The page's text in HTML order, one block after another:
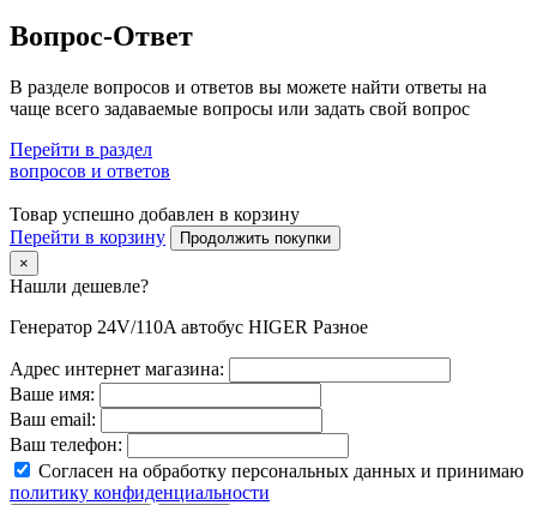
Вопрос-Ответ
В разделе вопросов и ответов вы можете найти ответы на
чаще всего задаваемые вопросы или задать свой вопрос
Перейти в раздел
вопросов и ответов
Товар успешно добавлен в корзину
Перейти в корзину
Продолжить покупки
×
Нашли дешевле?
Генератор 24V/110A автобус HIGER Разное
Адрес интернет магазина:
Ваше имя:
Ваш email:
Ваш телефон:
Согласен на обработку персональных данных и принимаю
политику конфиденциальности